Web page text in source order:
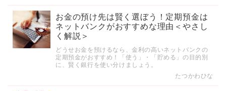
お金の預け先は賢く選ぼう！定期預金は
ネットバンクがおすすめな理由＜やさし
く解説＞
どうせお金を預けるなら、金利の高いネットバンクの
定期預金がおすすめ！「使う」・「貯める」の目的別
に、賢く銀行を使い分けましょう。
たつかわひな